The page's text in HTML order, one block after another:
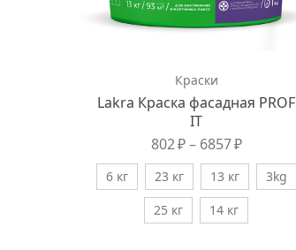
Краски
Lakra Краска фасадная PROF
IT
802₽ – 6857₽
6 кг 23 кг 13 кг
3kg
25 кг
14 кг